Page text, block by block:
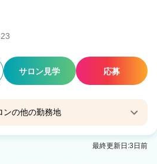
検索する
サロン見学 応募
ンの他の勤務地
EBISU
最終更新日:3日前